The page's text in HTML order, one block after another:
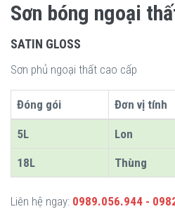
Sơn bóng ngoại
SATIN GLOSS
Sơn phủ ngoại thất cao cấp
Đóng gói Đơn vị tính
5L Lon
18L Thùng
Liên hệ ngay: 0989.056.944 -